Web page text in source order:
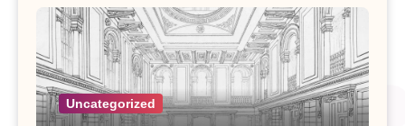
Uncategorized